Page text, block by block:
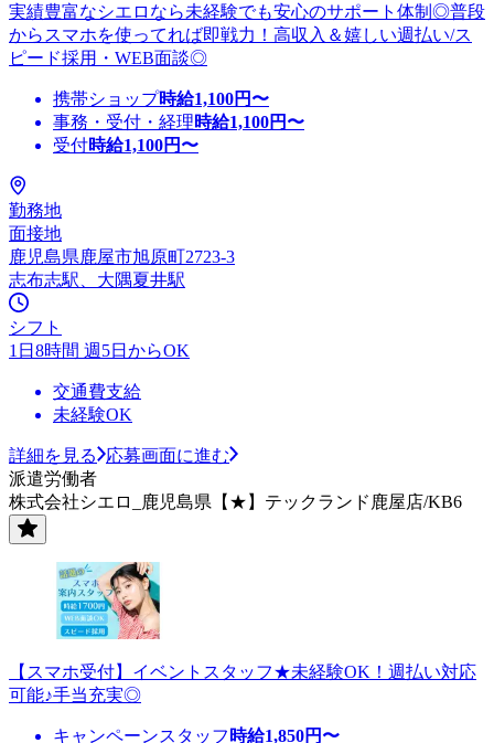
実績豊富なシエロなら未経験でも安心のサポート体制◎普段
からスマホを使ってれば即戦力！高収入＆嬉しい週払い/ス
ピード採用・WEB面談◎
携帯ショップ時給1,100円〜
事務・受付・経理時給1,100円〜
受付時給1,100円〜
勤務地
面接地
鹿児島県鹿屋市旭原町2723-3
志布志駅、大隅夏井駅
シフト
1日8時間 週5日からOK
交通費支給
未経験OK
詳細を見る
応募画面に進む
派遣労働者
株式会社シエロ_鹿児島県【★】テックランド鹿屋店/KB6
【スマホ受付】イベントスタッフ★未経験OK！週払い対応
可能♪手当充実◎
キャンペーンスタッフ 時給1,850円〜